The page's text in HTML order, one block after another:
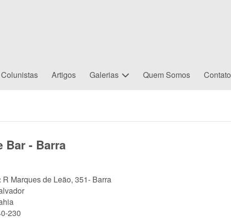
Colunistas Artigos Galerias Quem Somos Contato
Bar - Barra
R Marques de Leão, 351- Barra
230